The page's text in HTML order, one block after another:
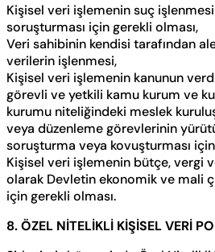
Kişisel veri işlemenin suç
soruşturması için gerekli olması,
Veri sahibinin kendisi tarafından
verilerin işlenmesi,
Kişisel veri işlemenin kanunun
görevli ve yetkili kamu kurum ve
kurumu niteliğindeki meslek
veya düzenleme görevlerinin
soruşturma veya kovuşturması
Kişisel veri işlemenin bütçe, vergi
olarak Devletin ekonomik ve mali
için gerekli olması.
8. ÖZEL NİTELİKLİ KİŞİSEL VERİ